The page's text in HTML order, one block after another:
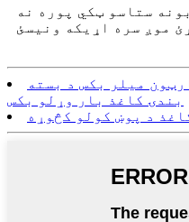
ستاسو ټکي پوره نه
میلر بکس د بسته
بندۍ کاغذ بار وړلو بکس
د پوښ کولو کڅوړه